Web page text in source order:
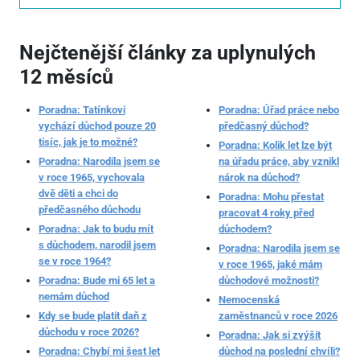
Nejčtenější články za uplynulých
12 měsíců
Poradna: Tatínkovi
vychází důchod pouze 20
tisíc, jak je to možné?
Poradna: Narodila jsem se
v roce 1965, vychovala
dvě děti a chci do
předčasného důchodu
Poradna: Jak to budu mít
s důchodem, narodil jsem
se v roce 1964?
Poradna: Bude mi 65 let a
nemám důchod
Kdy se bude platit daň z
důchodu v roce 2026?
Poradna: Chybí mi šest let
Poradna: Úřad práce nebo
předčasný důchod?
Poradna: Kolik let lze být
na úřadu práce, aby vznikl
nárok na důchod?
Poradna: Mohu přestat
pracovat 4 roky před
důchodem?
Poradna: Narodila jsem se
v roce 1965, jaké mám
důchodové možnosti?
Nemocenská
zaměstnanců v roce 2026
Poradna: Jak si zvýšit
důchod na poslední chvíli?